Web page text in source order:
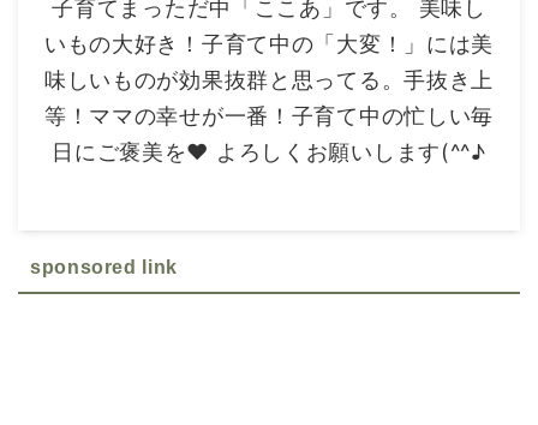
子育てまっただ中「ここあ」です。 美味し
いもの大好き！子育て中の「大変！」には美
味しいものが効果抜群と思ってる。手抜き上
等！ママの幸せが一番！子育て中の忙しい毎
日にご褒美を❤ よろしくお願いします(^^♪
sponsored link